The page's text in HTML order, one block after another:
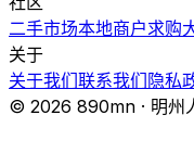
二手市场本地商户求购
关于
关于我们联系我们 隐私
© 2026 890mn · 明州